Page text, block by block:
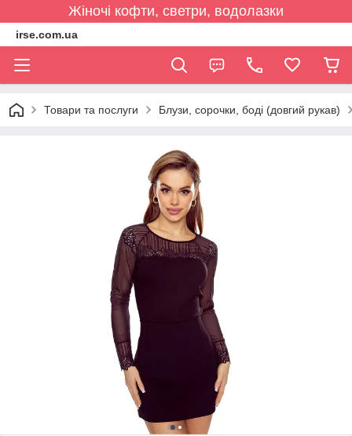
Жіночі кофти, светри, водолазки
irse.com.ua
Товари та послуги Блузи, сорочки, боді (довгий рукав)